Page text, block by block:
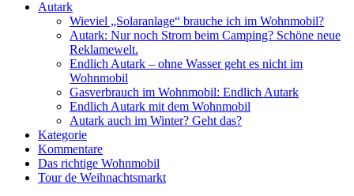
Autark
Wieviel „Solaranlage“ brauche ich im Wohnmobil?
Autark: Nur noch Strom beim Camping? Schöne neue
Reklamewelt.
Endlich Autark – ohne Wasser geht es nicht im
Wohnmobil
Gasverbrauch im Wohnmobil: Endlich Autark
Endlich Autark mit dem Wohnmobil
Autark auch im Winter? Geht das?
Kategorie
Kommentare
Das richtige Wohnmobil
Tour de Weihnachtsmarkt